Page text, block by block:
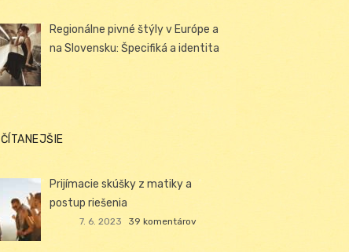
Regionálne pivné štýly v Európe a
na Slovensku: Špecifiká a identita
Prijímacie skúšky z matiky a
postup riešenia
7. 6. 2023 39 komentárov